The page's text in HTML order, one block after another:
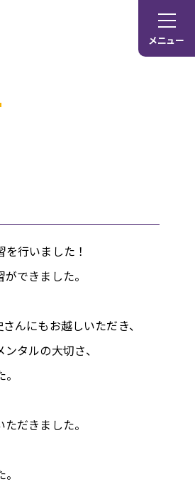
メニュー
行いました！
できました。
んにもお越しいただき、
タルの大切さ、
だきました。